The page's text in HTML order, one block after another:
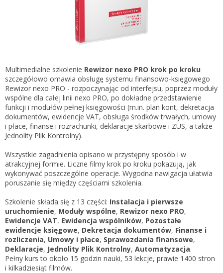
KSeF w Subiekcie GT
KSeF w Subiekcie nexo/nexo PRO
KSeF w Rachmistrzu i Rewizorze GT
Portal Dokumentów z obsługą KSeF dla firm
Portal Dokumentów z obsługą KSeF dla biur
rachunkowych
Logowanie do Akademi InsERT
Login
Hasło
Zapomniałem hasła
Nie masz konta
Zarejestruj
Multimedialne szkolenie Rewizor nexo PRO krok po kroku
szczegółowo omawia obsługę systemu finansowo-księgowego
Rewizor nexo PRO - rozpoczynając od interfejsu, poprzez moduły
wspólne dla całej linii nexo PRO, po dokładne przedstawienie
funkcji i modułów pełnej księgowości (m.in. plan kont, dekretacja
dokumentów, ewidencje VAT, obsługa środków trwałych, umowy
i płace, finanse i rozrachunki, deklaracje skarbowe i ZUS, a także
Jednolity Plik Kontrolny).
Wszystkie zagadnienia opisano w przystępny sposób i w
atrakcyjnej formie. Liczne filmy krok po kroku pokazują, jak
wykonywać poszczególne operacje. Wygodna nawigacja ułatwia
poruszanie się między częściami szkolenia.
Szkolenie składa się z 13 części: Instalacja i pierwsze
uruchomienie, Moduły wspólne, Rewizor nexo PRO,
Ewidencje VAT, Ewidencja wspólników, Pozostałe
ewidencje księgowe, Dekretacja dokumentów, Finanse i
rozliczenia, Umowy i płace, Sprawozdania finansowe,
Deklaracje, Jednolity Plik Kontrolny, Automatyzacja.
Pełny kurs to około 15 godzin nauki, 53 lekcje, prawie 1400 stron
i kilkadziesiąt filmów.